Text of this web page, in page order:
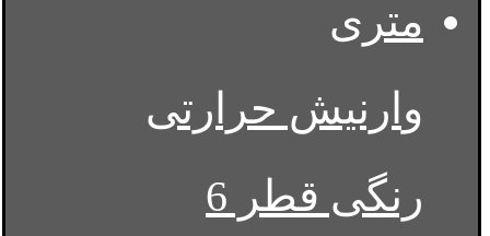
وارنیش حرارتی
رنگی قطر 6